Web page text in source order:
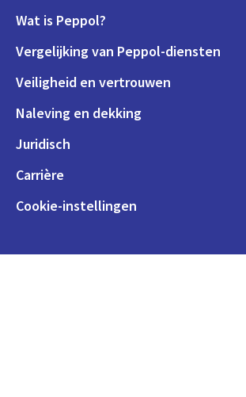
Wat is Peppol?
Vergelijking van Peppol-diensten
Veiligheid en vertrouwen
Naleving en dekking
Juridisch
Carrière
Cookie-instellingen